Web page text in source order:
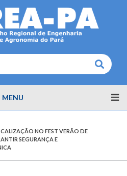
Buscar
MENU
NO FEST VERÃO DE
SEGURANÇA E